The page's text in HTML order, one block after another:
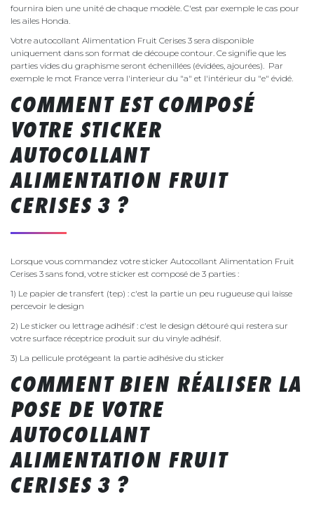
fournira bien une unité de chaque modèle. C'est par exemple le cas pour
les ailes Honda.
Votre autocollant Alimentation Fruit Cerises 3 sera disponible
uniquement dans son format de découpe contour. Ce signifie que les
parties vides du graphisme seront échenillées (évidées, ajourées). Par
exemple le mot France verra l'interieur du "a" et l'intérieur du "e" évidé.
COMMENT EST COMPOSÉ
VOTRE STICKER
AUTOCOLLANT
ALIMENTATION FRUIT
CERISES 3 ?
Lorsque vous commandez votre sticker Autocollant Alimentation Fruit
Cerises 3 sans fond, votre sticker est composé de 3 parties :
1) Le papier de transfert (tep) : c'est la partie un peu rugueuse qui laisse
percevoir le design
2) Le sticker ou lettrage adhésif : c'est le design détouré qui restera sur
votre surface réceptrice produit sur du vinyle adhésif.
3) La pellicule protégeant la partie adhésive du sticker
COMMENT BIEN RÉALISER LA
POSE DE VOTRE
AUTOCOLLANT
ALIMENTATION FRUIT
CERISES 3 ?